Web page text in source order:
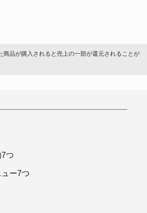
品が購入されると売上の一部が還元されることが
つ
ー7つ